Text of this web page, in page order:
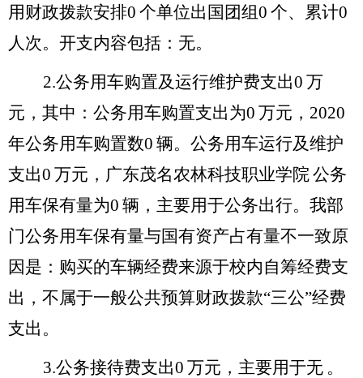
用财政拨款安排0 个单位出国团组0 个、累计0
人次。开支内容包括： 无。
2.公务用车购置及运行维护费支出0 万
元，其中：公务用车购置支出为0 万元， 2020
年公务用车购置数0 辆。公务用车运行及维护
支出0 万元， 广东茂名农林科技职业学院公务
用车保有量为0 辆，主要用于公务出行。我部
门公务用车保有量与国有资产占有量不一致原
因是：购买的车辆经费来源于校内自筹经费支
出，不属于一般公共预算财政拨款“三公”经费
支出。
3.公务接待费支出0 万元，主要用于无 。